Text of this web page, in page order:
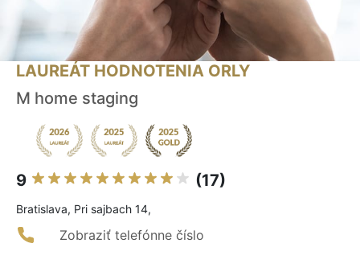
LAUREÁT HODNOTENIA ORLY
M home staging
9 (17)
Bratislava, Pri sajbach 14,
Zobraziť telefónne číslo